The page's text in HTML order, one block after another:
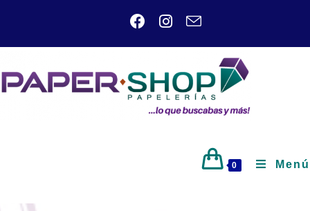
0 Menú